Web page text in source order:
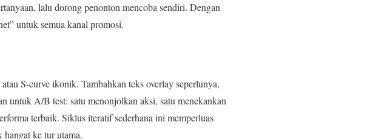
lalu dorong penonton mencoba sendiri. Dengan
untuk semua kanal promosi.
S-curve ikonik. Tambahkan teks overlay seperlunya,
untuk A/B test: satu menonjolkan aksi, satu menekankan
terbaik. Siklus iteratif sederhana ini memperluas
ke tur utama.